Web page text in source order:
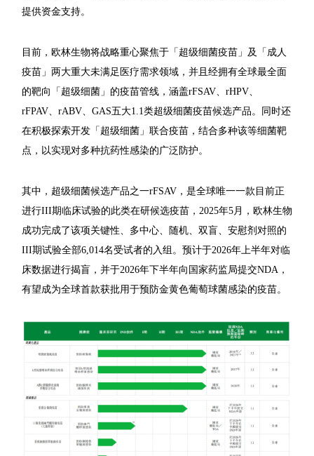
提供资金支持。
目前，欧林生物将战略重心聚焦于「超级细菌疫苗」及「成人
疫苗」两大重大未满足医疗需求领域，并且经拥有全球最全面
的靶向「超级细菌」的疫苗管线，涵盖rFSAV、rHPV、
rFPAV、rABV、GAS五大1.1类超级细菌疫苗候选产品。同时还
在积极探索开发「超级细菌」联合疫苗，结合多种该等细菌靶
点，以实现对多种抗药性感染的广泛防护。
其中，超级细菌候选产品之一rFSAV，是全球唯一一款目前正
进行III期临床试验的此类在研候选疫苗，2025年5月，欧林生物
成功完成了该项关键性、多中心、随机、双盲、安慰剂对照的
III期试验全部6,014名受试者的入组。预计于2026年上半年对临
床数据进行揭盲，并于2026年下半年向国家药监局提交NDA，
有望成为全球首款获批用于预防金黄色葡萄球菌感染的疫苗。